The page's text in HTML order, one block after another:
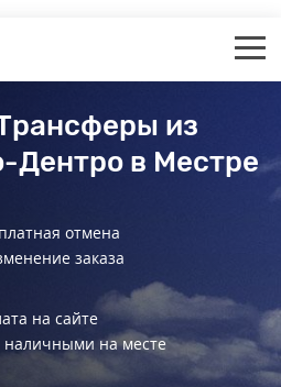
из
Дентро в Местре
отмена
заказа
на сайте
наличными на месте